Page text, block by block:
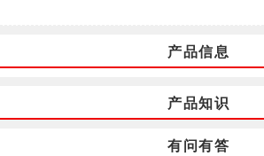
产品信息
产品知识
有问有答